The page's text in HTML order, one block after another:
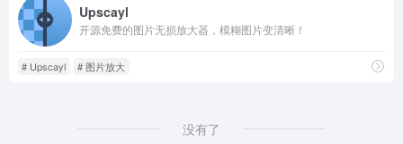
Upscayl
开源免费的图片无损放大器，模糊图片变清晰！
# Upscayl # 图片放大
没有了